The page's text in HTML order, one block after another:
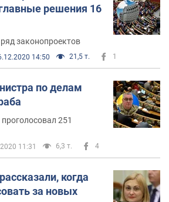
Рада Украины
Сергея Бессараба на
ветеранов Украины. 16
проголосовали за его
Сергея Бессараба: Алла
решения 16
законопроектов
14:50 21,5 т. 1
по делам
251
11:31 6,3 т. 4
когда
за новых